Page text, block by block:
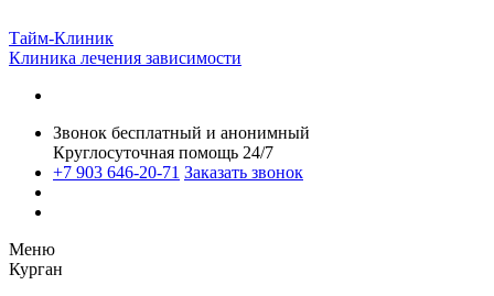
Тайм-Клиник
Клиника лечения зависимости
Звонок бесплатный и анонимный
Круглосуточная помощь 24/7
+7 903 646-20-71 Заказать звонок
Меню
Курган